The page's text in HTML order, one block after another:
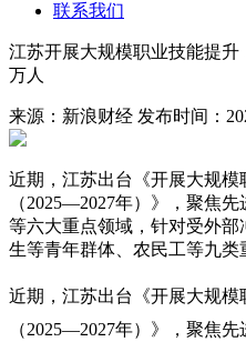
联系我们
江苏开展大规模职业技能提
万人
来源：新浪财经 发布时间：
近期，江苏出台《开展大规
（2025—2027年）》，聚焦
等六大重点领域，针对受外
生等青年群体、农民工等九类
近期，江苏出台《开展大规
（2025—2027年）》，聚焦